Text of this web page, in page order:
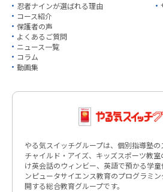
忍者ナインが選ばれる理由
コース紹介
保護者の声
よくあるご質問
ニュース一覧
コラム
動画集
やる気スイッチグループは、個別指導塾
チャイルド・アイズ、キッズスポーツ教
け英会話のウィンビー、英語で預かる学
ンピュータサイエンス教育のプログラミ
開する総合教育グループです。